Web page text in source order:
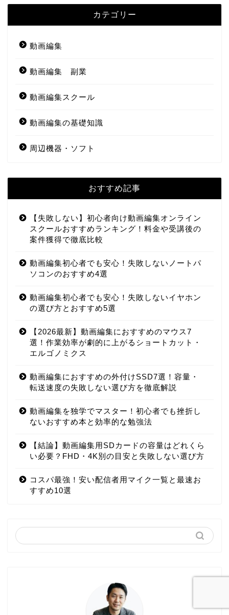
カテゴリー
動画編集
動画編集 副業
動画編集スクール
動画編集の基礎知識
周辺機器・ソフト
おすすめ記事
【失敗しない】初心者向け動画編集オンライン
スクールおすすめランキング！料金や受講後の
案件獲得で徹底比較
動画編集初心者でも安心！失敗しないノートパ
ソコンのおすすめ4選
動画編集初心者でも安心！失敗しないイヤホン
の選び方とおすすめ5選
【2026最新】動画編集におすすめのマウス7
選！作業効率が劇的に上がるショートカット・
エルゴノミクス
動画編集におすすめの外付けSSD7選！容量・
転送速度の失敗しない選び方を徹底解説
動画編集を独学でマスター！初心者でも挫折し
ないおすすめ本と効率的な勉強法
【結論】動画編集用SDカードの容量はどれくら
い必要？FHD・4K別の目安と失敗しない選び方
コスパ最強！安い配信者用マイク一覧と最速お
すすめ10選